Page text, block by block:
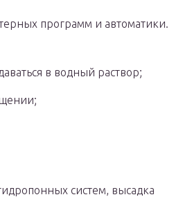
программ и автоматики.
в водный раствор;
систем, высадка